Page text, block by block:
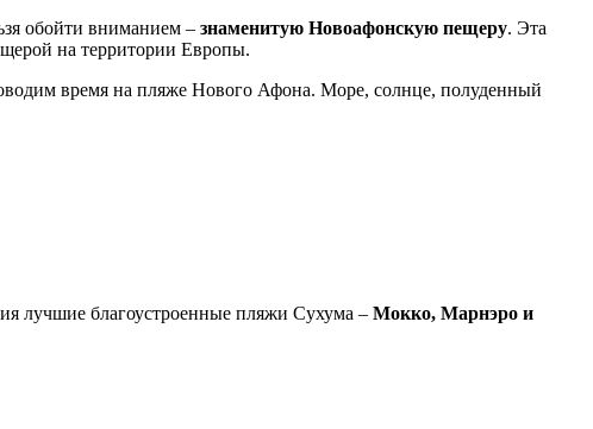
обойти вниманием – знаменитую Новоафонскую пещеру. Эта
на территории Европы.
время на пляже Нового Афона. Море, солнце, полуденный
лучшие благоустроенные пляжи Сухума – Мокко, Марнэро и